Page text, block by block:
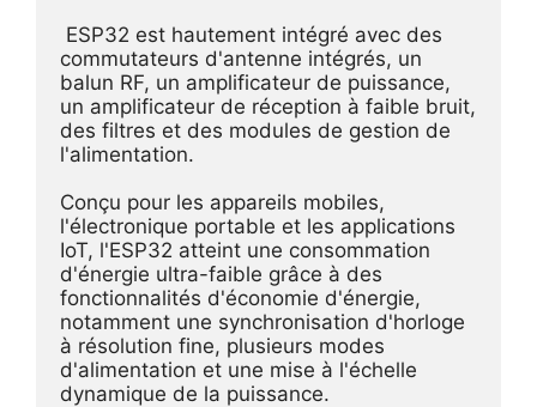
commutateurs d'antenne intégrés, un
balun RF, un amplificateur de puissance,
un amplificateur de réception à faible bruit,
des filtres et des modules de gestion de
l'alimentation.
Conçu pour les appareils mobiles,
l'électronique portable et les applications
IoT, l'ESP32 atteint une consommation
d'énergie ultra-faible grâce à des
fonctionnalités d'économie d'énergie,
notamment une synchronisation d'horloge
à résolution fine, plusieurs modes
d'alimentation et une mise à l'échelle
dynamique de la puissance.